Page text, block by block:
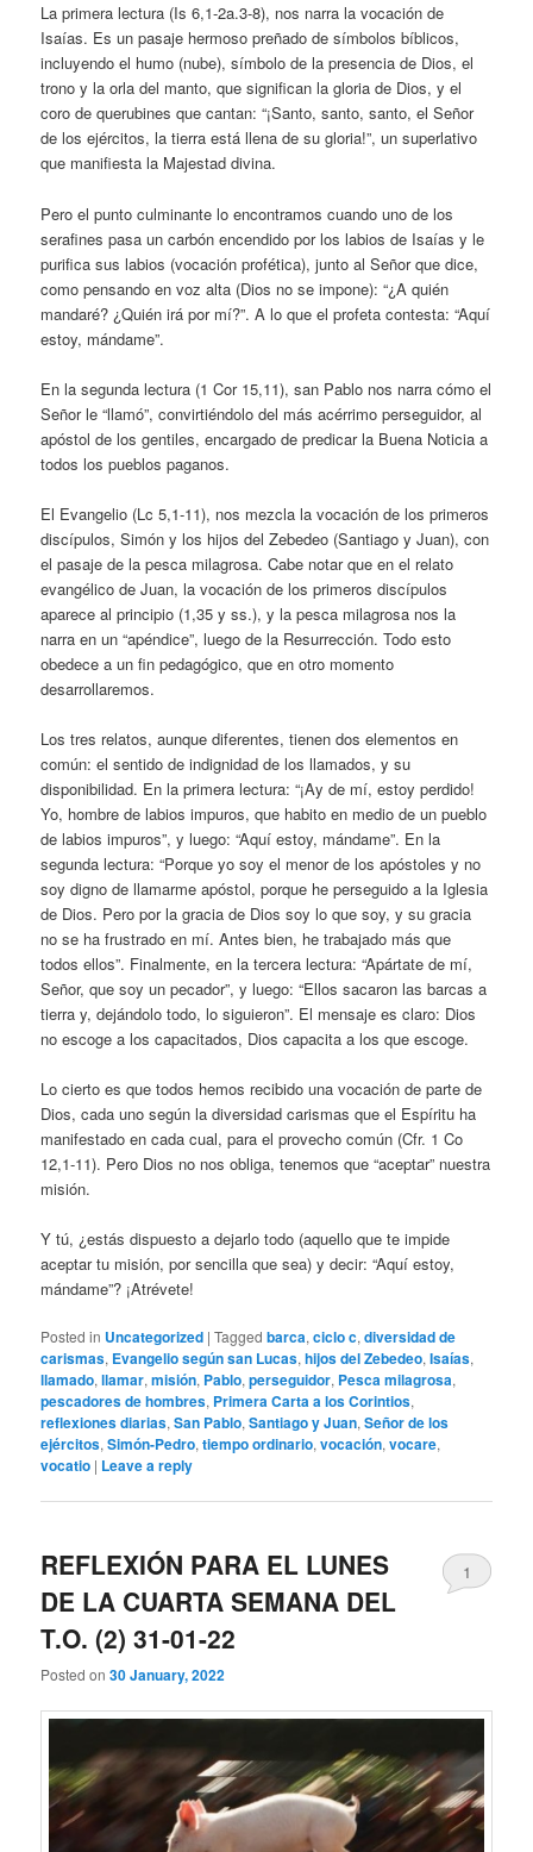
La primera lectura (Is 6,1-2a.3-8), nos narra la vocación de
Isaías. Es un pasaje hermoso preñado de símbolos bíblicos,
incluyendo el humo (nube), símbolo de la presencia de Dios, el
trono y la orla del manto, que significan la gloria de Dios, y el
coro de querubines que cantan: “¡Santo, santo, santo, el Señor
de los ejércitos, la tierra está llena de su gloria!”, un superlativo
que manifiesta la Majestad divina.
Pero el punto culminante lo encontramos cuando uno de los
serafines pasa un carbón encendido por los labios de Isaías y le
purifica sus labios (vocación profética), junto al Señor que dice,
como pensando en voz alta (Dios no se impone): “¿A quién
mandaré? ¿Quién irá por mí?”. A lo que el profeta contesta: “Aquí
estoy, mándame”.
En la segunda lectura (1 Cor 15,11), san Pablo nos narra cómo el
Señor le “llamó”, convirtiéndolo del más acérrimo perseguidor, al
apóstol de los gentiles, encargado de predicar la Buena Noticia a
todos los pueblos paganos.
El Evangelio (Lc 5,1-11), nos mezcla la vocación de los primeros
discípulos, Simón y los hijos del Zebedeo (Santiago y Juan), con
el pasaje de la pesca milagrosa. Cabe notar que en el relato
evangélico de Juan, la vocación de los primeros discípulos
aparece al principio (1,35 y ss.), y la pesca milagrosa nos la
narra en un “apéndice”, luego de la Resurrección. Todo esto
obedece a un fin pedagógico, que en otro momento
desarrollaremos.
Los tres relatos, aunque diferentes, tienen dos elementos en
común: el sentido de indignidad de los llamados, y su
disponibilidad. En la primera lectura: “¡Ay de mí, estoy perdido!
Yo, hombre de labios impuros, que habito en medio de un pueblo
de labios impuros”, y luego: “Aquí estoy, mándame”. En la
segunda lectura: “Porque yo soy el menor de los apóstoles y no
soy digno de llamarme apóstol, porque he perseguido a la Iglesia
de Dios. Pero por la gracia de Dios soy lo que soy, y su gracia
no se ha frustrado en mí. Antes bien, he trabajado más que
todos ellos”. Finalmente, en la tercera lectura: “Apártate de mí,
Señor, que soy un pecador”, y luego: “Ellos sacaron las barcas a
tierra y, dejándolo todo, lo siguieron”. El mensaje es claro: Dios
no escoge a los capacitados, Dios capacita a los que escoge.
Lo cierto es que todos hemos recibido una vocación de parte de
Dios, cada uno según la diversidad carismas que el Espíritu ha
manifestado en cada cual, para el provecho común (Cfr. 1 Co
12,1-11). Pero Dios no nos obliga, tenemos que “aceptar” nuestra
misión.
Y tú, ¿estás dispuesto a dejarlo todo (aquello que te impide
aceptar tu misión, por sencilla que sea) y decir: “Aquí estoy,
mándame”? ¡Atrévete!
Posted in Uncategorized |Tagged barca,ciclo c,diversidad de
carismas, Evangelio según san Lucas,hijos del Zebedeo,Isaías,
llamado,llamar,misión, Pablo,perseguidor, Pesca milagrosa,
pescadores de hombres, Primera Carta a los Corintios,
reflexiones diarias,San Pablo,Santiago y Juan,Señor de los
ejércitos,Simón-Pedro,tiempo ordinario,vocación,vocare,
vocatio | Leave a reply
REFLEXIÓN PARA EL LUNES
DE LA CUARTA SEMANA DEL
T.O. (2) 31-01-22
Posted on30 January, 2022
1